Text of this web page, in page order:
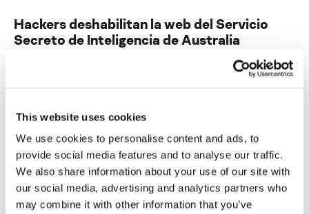
This website uses cookies
We use cookies to personalise content and ads, to
provide social media features and to analyse our traffic.
We also share information about your use of our site with
our social media, advertising and analytics partners who
may combine it with other information that you’ve
Hackers deshabilitan la web del Servicio
Secreto de Inteligencia de Australia
Su dirección de correo electrónico no será publicada. Los
Nombre* Correo electrónico*